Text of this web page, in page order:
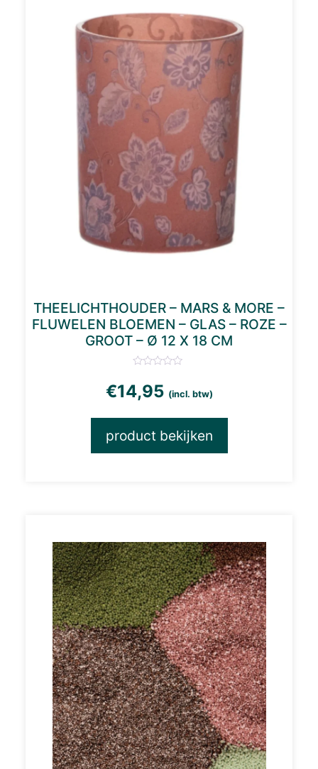
THEELICHTHOUDER – MARS & MORE –
FLUWELEN BLOEMEN – GLAS – ROZE –
GROOT – Ø 12 X 18 CM
€14,95 (incl. btw)
product bekijken